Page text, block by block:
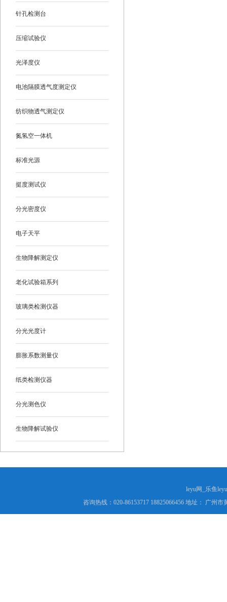
针孔检测台
压缩试验仪
光泽度仪
电池隔膜透气度测定仪
纺织物透气测定仪
氮氢空一体机
标准光源
挺度测试仪
分光密度仪
电子天平
生物降解测定仪
老化试验箱系列
玻璃类检测仪器
分光光度计
膨胀系数测量仪
纸类检测仪器
分光测色仪
生物降解试验仪
leyu网_乐鱼
咨询热线：020-86153717 18825066456 地址： 广州